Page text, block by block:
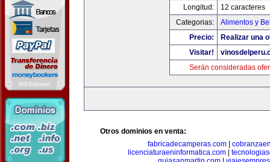
Longitud:
12 caracteres
Categorias:
Alimentos y
Precio:
Realizar una
Visitar!
Serán consideradas
Otros dominios en venta:
fabricadecamperas.com
licenciaturaeninformatica.com|